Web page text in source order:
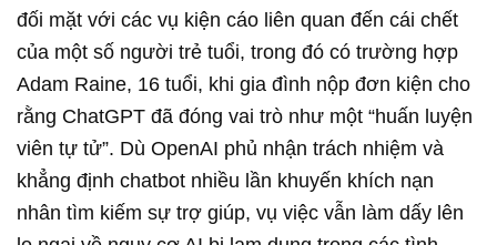
đối mặt với các vụ kiện cáo liên quan đến cái chết
của một số người trẻ tuổi, trong đó có trường hợp
Adam Raine, 16 tuổi, khi gia đình nộp đơn kiện cho
rằng ChatGPT đã đóng vai trò như một “huấn luyện
viên tự tử”. Dù OpenAI phủ nhận trách nhiệm và
khẳng định chatbot nhiều lần khuyến khích nạn
nhân tìm kiếm sự trợ giúp, vụ việc vẫn làm dấy lên